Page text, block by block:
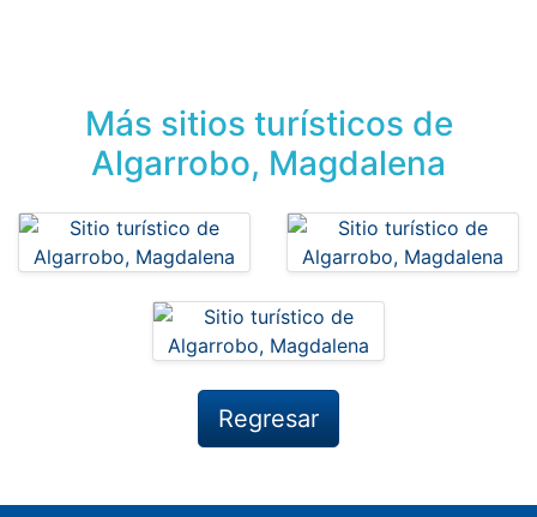
Más sitios turísticos de
Algarrobo, Magdalena
Regresar